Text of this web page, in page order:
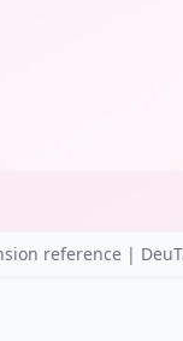
reference |